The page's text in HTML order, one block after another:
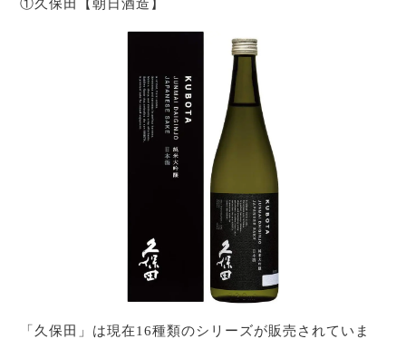
①久保田【朝日酒造】
「久保田」は現在16種類のシリーズが販売されていま